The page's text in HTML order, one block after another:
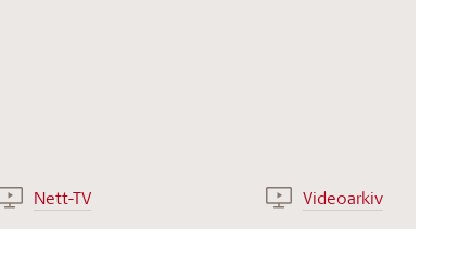
Nett-TV Videoarkiv